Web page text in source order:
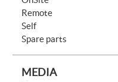
Remote
Self
Spare parts
MEDIA